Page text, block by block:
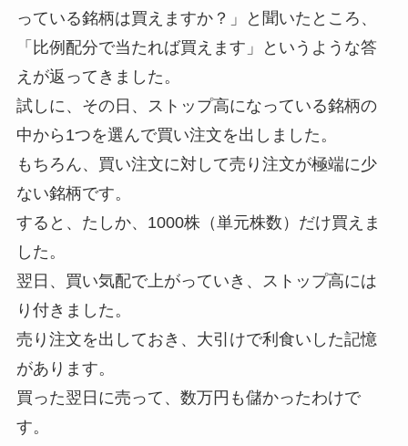
っている銘柄は買えますか？」と聞いたところ、
「比例配分で当たれば買えます」というような答
えが返ってきました。
試しに、その日、ストップ高になっている銘柄の
中から1つを選んで買い注文を出しました。
もちろん、買い注文に対して売り注文が極端に少
ない銘柄です。
すると、たしか、1000株（単元株数）だけ買えま
した。
翌日、買い気配で上がっていき、ストップ高には
り付きました。
売り注文を出しておき、大引けで利食いした記憶
があります。
買った翌日に売って、数万円も儲かったわけで
す。